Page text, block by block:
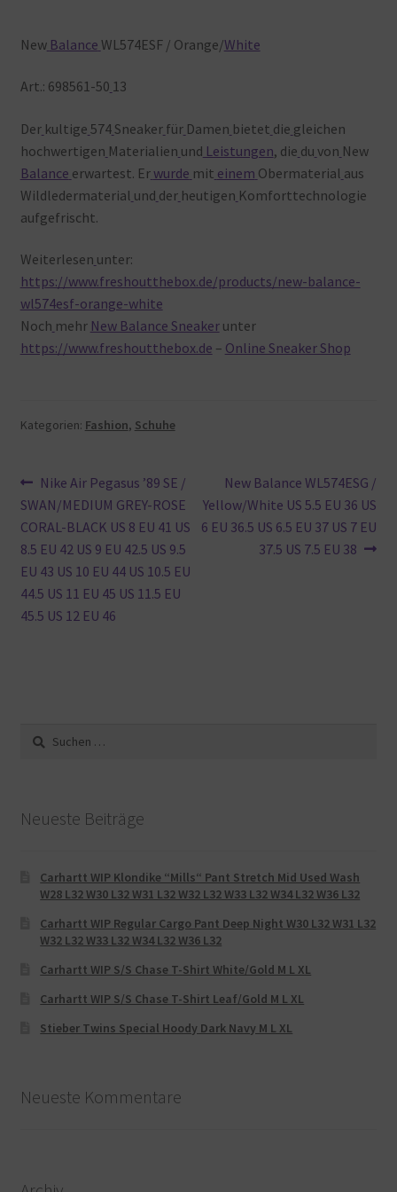
New Balance WL574ESF / Orange/White
Art.: 698561-50 13
Der kultige 574 Sneaker für Damen bietet die gleichen
hochwertigen Materialien und Leistungen, die du von New
Balance erwartest. Erwurde mit einem Obermaterial aus
Wildledermaterial und der heutigen Komforttechnologie
aufgefrischt.
Weiterlesen unter:
https://www.freshoutthebox.de/products/new-balance-
wl574esf-orange-white
Noch mehr New Balance Sneakerunter
https://www.freshoutthebox.de – Online Sneaker Shop
Kategorien: Fashion, Schuhe
Beitragsnavigation
Vorheriger
Beitrag:
Nike Air Pegasus ’89 SE /
SWAN/MEDIUM GREY-ROSE
CORAL-BLACK US 8 EU 41 US
8.5 EU 42 US 9 EU 42.5 US 9.5
EU 43 US 10 EU 44 US 10.5 EU
44.5 US 11 EU 45 US 11.5 EU
45.5 US 12 EU 46
Nächster
Beitrag:
New Balance WL574ESG /
Yellow/White US 5.5 EU 36 US
6 EU 36.5 US 6.5 EU 37 US 7 EU
37.5 US 7.5 EU 38
Suche
nach:
Neueste Beiträge
Carhartt WIP Klondike “Mills“ Pant Stretch Mid Used Wash
W28 L32 W30 L32 W31 L32 W32 L32 W33 L32 W34 L32 W36 L32
Carhartt WIP Regular Cargo Pant Deep Night W30 L32 W31 L32
W32 L32 W33 L32 W34 L32 W36 L32
Carhartt WIP S/S Chase T-Shirt White/Gold M L XL
Carhartt WIP S/S Chase T-Shirt Leaf/Gold M L XL
Stieber Twins Special Hoody Dark Navy M L XL
Neueste Kommentare